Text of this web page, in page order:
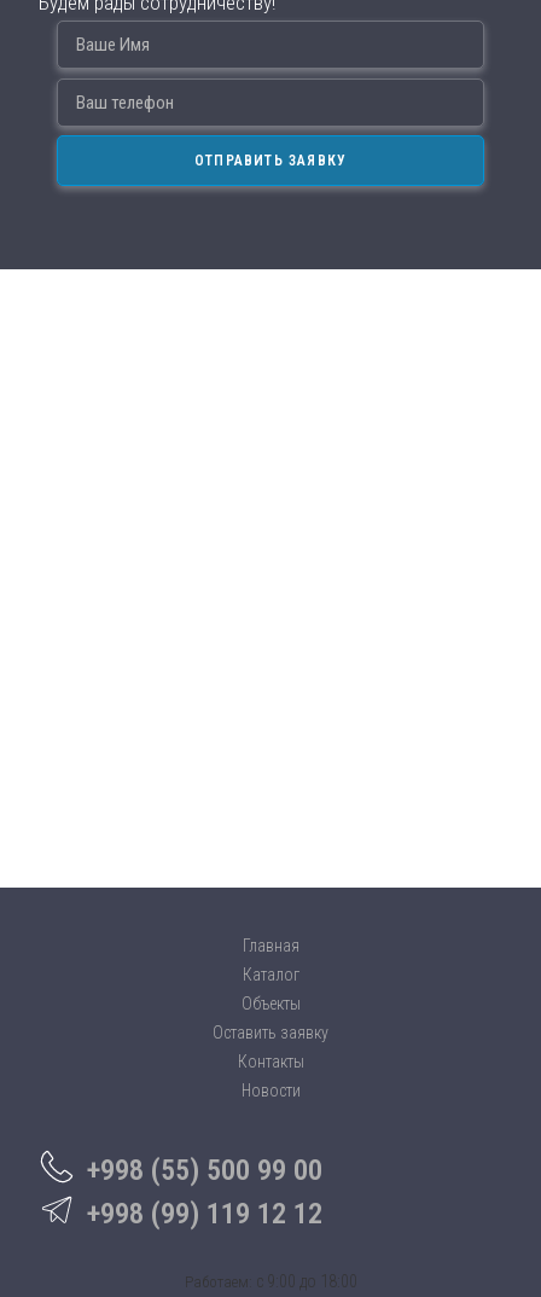
Главная
Каталог
Объекты
Оставить заявку
Контакты
Новости
+998 (55) 500 99 00
+998 (99) 119 12 12
Работаем: c 9:00 до 18:00